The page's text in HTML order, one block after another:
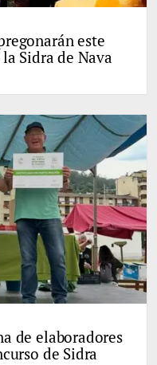
este
Sidra de Nava
de elaboradores
de Sidra